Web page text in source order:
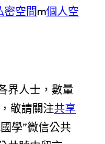
密空間m個人空
界人士，數量
敬請關注共享
學”微信公共